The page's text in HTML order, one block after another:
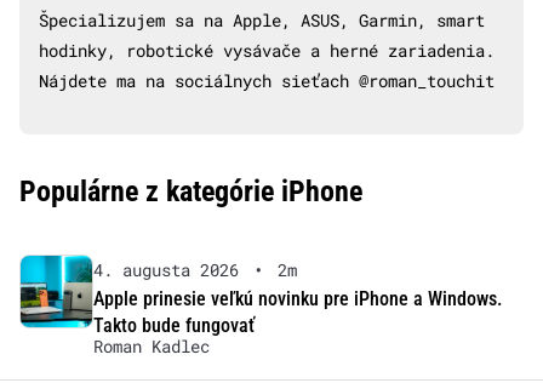
Špecializujem sa na Apple, ASUS, Garmin, smart
hodinky, robotické vysávače a herné zariadenia.
Nájdete ma na sociálnych sieťach @roman_touchit
Populárne z kategórie iPhone
4. augusta 2026 •
2m
Apple prinesie veľkú novinku pre iPhone a Windows.
Takto bude fungovať
Roman Kadlec